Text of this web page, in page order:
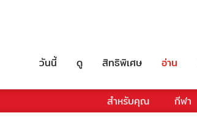
วันนี้ ดู สิทธิพิเศษ อ่าน
สำหรับคุณ กีฬา